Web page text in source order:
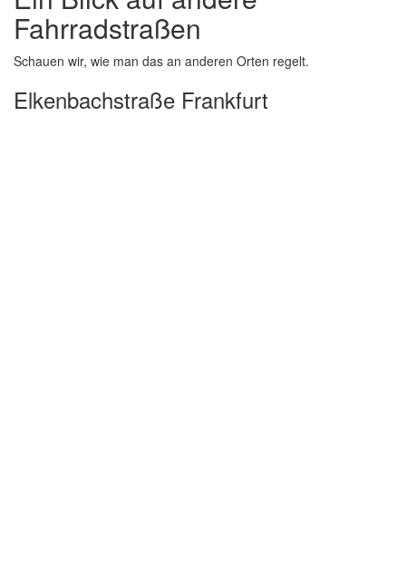
Fahrradstraßen
Schauen wir, wie man das an anderen Orten regelt.
Elkenbachstraße Frankfurt